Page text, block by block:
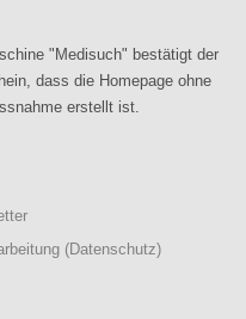
"Medisuch" bestätigt der
dass die Homepage ohne
erstellt ist.
(Datenschutz)